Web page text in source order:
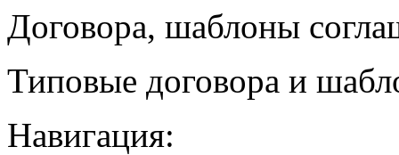
Договора, шаблоны
Типовые договора и
Навигация: